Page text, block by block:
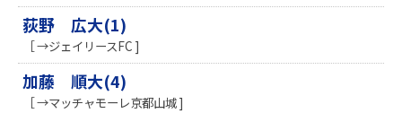
荻野 広大(1)
［ →ジェイリースFC ]
加藤 順大(4)
［ →マッチャモーレ京都山城 ]